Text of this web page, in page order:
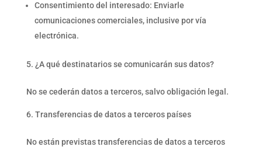
Consentimiento del interesado: Enviarle
comunicaciones comerciales, inclusive por vía
electrónica.
¿A qué destinatarios se comunicarán sus datos?
No se cederán datos a terceros, salvo obligación legal.
Transferencias de datos a terceros países
No están previstas transferencias de datos a terceros